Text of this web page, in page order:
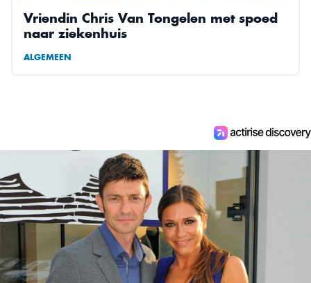
Vriendin Chris Van Tongelen met spoed
naar ziekenhuis
ALGEMEEN